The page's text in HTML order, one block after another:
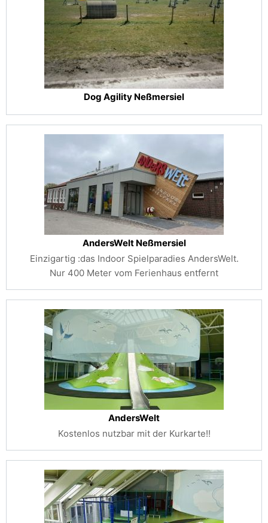
Dog Agility Neßmersiel
AndersWelt Neßmersiel
Einzigartig :das Indoor Spielparadies AndersWelt.
Nur 400 Meter vom Ferienhaus entfernt
AndersWelt
Kostenlos nutzbar mit der Kurkarte!!